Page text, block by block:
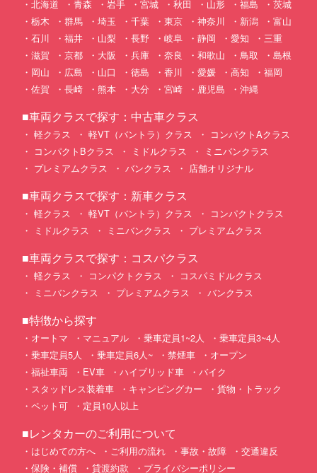
北海道 青森 岩手 宮城 秋田 山形 福島
茨城
栃木
群馬 埼玉 千葉 東京 神奈川 新潟
富山
石川
福井 山梨 長野 岐阜 静岡 愛知
三重
滋賀
京都 大阪 兵庫 奈良 和歌山 鳥取
島根
岡山
広島 山口 徳島 香川 愛媛 高知
福岡
佐賀
長崎 熊本 大分 宮崎 鹿児島 沖縄
■車両クラスで探す：中古車クラス
軽クラス 軽VT（バントラ）クラス
コンパクトAクラス
コンパクトBクラス
ミドルクラス
ミニバンクラス
プレミアムクラス
バンクラス 店舗オリジナル
■車両クラスで探す：新車クラス
軽クラス 軽VT（バントラ）クラス
コンパクトクラス
ミドルクラス
ミニバンクラス プレミアムクラス
■車両クラスで探す：コスパクラス
軽クラス コンパクトクラス
コスパミドルクラス
ミニバンクラス
プレミアムクラス バンクラス
■特徴から探す
オートマ マニュアル 乗車定員1~2人
乗車定員3~4人
乗車定員5人
乗車定員6人~ 禁煙車
オープン
福祉車両
EV車 ハイブリッド車
バイク
スタッドレス装着車
キャンピングカー
貨物・トラック
ペット可
定員10人以上
■レンタカーのご利用について
はじめての方へ ご利用の流れ 事故・故障
交通違反
保険・補償
貸渡約款 プライバシーポリシー